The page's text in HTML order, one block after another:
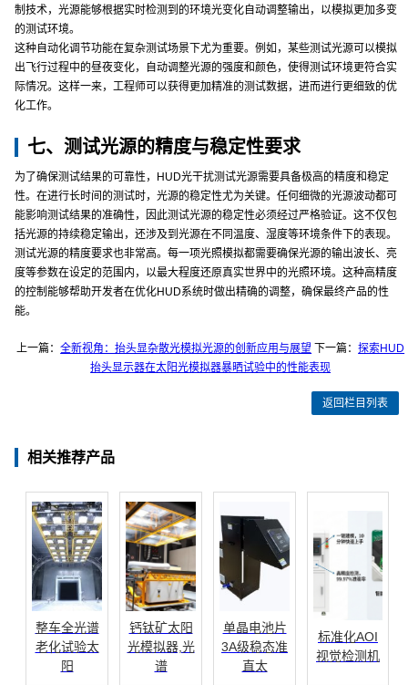
制技术，光源能够根据实时检测到的环境光变化自动调整输出，以模拟更加多变
的测试环境。
这种自动化调节功能在复杂测试场景下尤为重要。例如，某些测试光源可以模拟
出飞行过程中的昼夜变化，自动调整光源的强度和颜色，使得测试环境更符合实
际情况。这样一来，工程师可以获得更加精准的测试数据，进而进行更细致的优
化工作。
七、测试光源的精度与稳定性要求
为了确保测试结果的可靠性，HUD光干扰测试光源需要具备极高的精度和稳定
性。在进行长时间的测试时，光源的稳定性尤为关键。任何细微的光源波动都可
能影响测试结果的准确性，因此测试光源的稳定性必须经过严格验证。这不仅包
括光源的持续稳定输出，还涉及到光源在不同温度、湿度等环境条件下的表现。
测试光源的精度要求也非常高。每一项光照模拟都需要确保光源的输出波长、亮
度等参数在设定的范围内，以最大程度还原真实世界中的光照环境。这种高精度
的控制能够帮助开发者在优化HUD系统时做出精确的调整，确保最终产品的性
能。
上一篇：全新视角：抬头显杂散光模拟光源的创新应用与展望 下一篇：探索HUD
抬头显示器在太阳光模拟器暴晒试验中的性能表现
返回栏目列表
相关推荐产品
整车全光谱
老化试验太
阳
钙钛矿太阳
光模拟器,光
谱
单晶电池片
3A级稳态准
直太
标准化AOI
视觉检测机